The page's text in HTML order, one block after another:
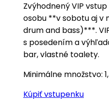
Zvýhodnený VIP
osobu **v sobotu aj
drum and bass)***.
s posedením a
bar, vlastné toalety.
Minimálne množstvo:
Kúpiť vstupenku